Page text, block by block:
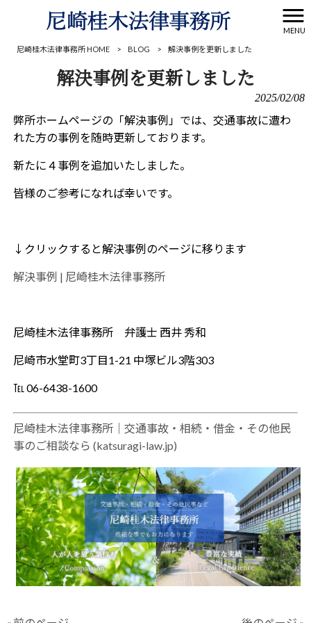
MENU
尼崎桂木法律事務所 HOME > BLOG > 解決事例を更新しました
解決事例を更新しました
2025/02/08
弊所ホームページの「解決事例」では、交通事故に遭わ
れた方の事例を随時更新しております。
新たに４事例を追加いたしました。
皆様のご参考になれば幸いです。
↓クリックすると解決事例のページに移ります
解決事例 | 尼崎桂木法律事務所
尼崎桂木法律事務所 弁護士 西井 秀和
尼崎市水堂町3丁目1-21 中塚ビル3階303
℡ 06-6438-1600
尼崎桂木法律事務所｜交通事故・相続・借金・その他民
事のご相談なら (katsuragi-law.jp)